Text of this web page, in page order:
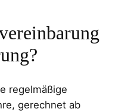
regelmäßige
gerechnet ab